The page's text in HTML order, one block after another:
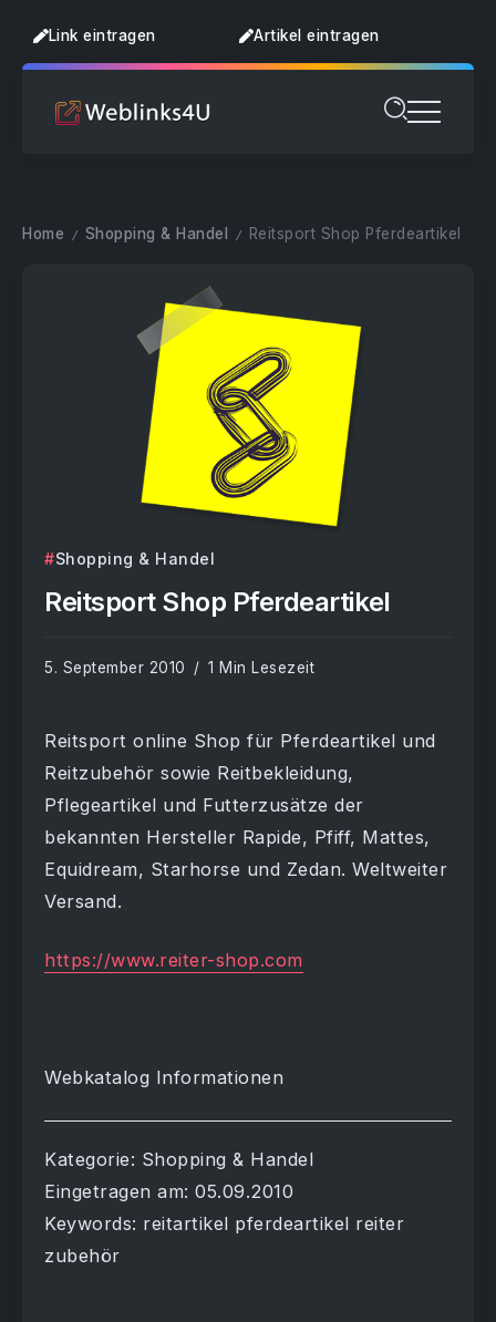
Link eintragen Artikel eintragen
Home / Shopping & Handel / Reitsport Shop Pferdeartikel
Shopping & Handel
Reitsport Shop Pferdeartikel
5. September 2010 1 Min Lesezeit
Reitsport online Shop für Pferdeartikel und
Reitzubehör sowie Reitbekleidung,
Pflegeartikel und Futterzusätze der
bekannten Hersteller Rapide, Pfiff, Mattes,
Equidream, Starhorse und Zedan. Weltweiter
Versand.
https://www.reiter-shop.com
Webkatalog Informationen
Kategorie: Shopping & Handel
Eingetragen am: 05.09.2010
Keywords: reitartikel pferdeartikel reiter
zubehör